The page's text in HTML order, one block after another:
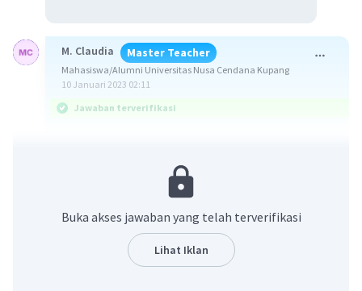
M. Claudia Master Teacher
Mahasiswa/Alumni Universitas Nusa Cendana Kupang
10 Januari 2023 02:11
Jawaban terverifikasi
grafik fungsi linear sebagai berikut:
- Menentukan titik potong pada sb.x
- Menentukan titik potong pada sb.y
Buka akses jawaban yang telah terverifikasi
Lihat Iklan